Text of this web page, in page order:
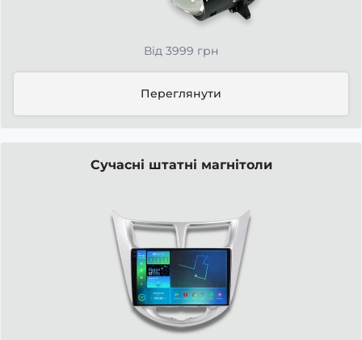
Від 3999 грн
Переглянути
Сучасні штатні магнітоли